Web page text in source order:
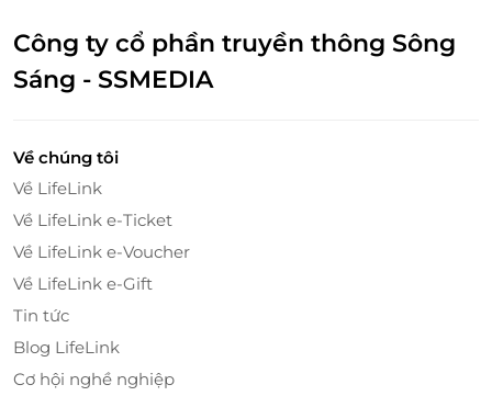
Công ty cổ phần truyền thông Sông
Sáng - SSMEDIA
Về chúng tôi
Về LifeLink
Về LifeLink e-Ticket
Về LifeLink e-Voucher
Về LifeLink e-Gift
Tin tức
Blog LifeLink
Cơ hội nghề nghiệp